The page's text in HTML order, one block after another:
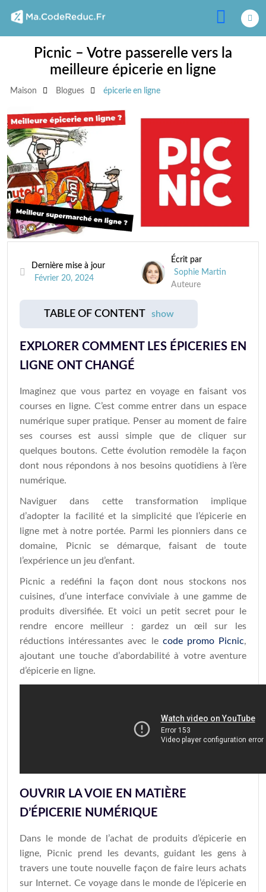
Picnic – Votre passerelle vers la
meilleure épicerie en ligne
Maison Blogues épicerie en ligne
Dernière mise à jour
Février 20, 2024
Écrit par
Sophie Martin
Auteure
TABLE OF CONTENT show
EXPLORER COMMENT LES ÉPICERIES EN
LIGNE ONT CHANGÉ
Imaginez que vous partez en voyage en faisant vos
courses en ligne. C’est comme entrer dans un espace
numérique super pratique. Penser au moment de faire
ses courses est aussi simple que de cliquer sur
quelques boutons. Cette évolution remodèle la façon
dont nous répondons à nos besoins quotidiens à l’ère
numérique.
Naviguer dans cette transformation implique
d’adopter la facilité et la simplicité que l’épicerie en
ligne met à notre portée. Parmi les pionniers dans ce
domaine, Picnic se démarque, faisant de toute
l’expérience un jeu d’enfant.
Picnic a redéfini la façon dont nous stockons nos
cuisines, d’une interface conviviale à une gamme de
produits diversifiée. Et voici un petit secret pour le
rendre encore meilleur : gardez un œil sur les
réductions intéressantes avec le code promo Picnic,
ajoutant une touche d’abordabilité à votre aventure
d’épicerie en ligne.
OUVRIR LA VOIE EN MATIÈRE
D’ÉPICERIE NUMÉRIQUE
Dans le monde de l’achat de produits d’épicerie en
ligne, Picnic prend les devants, guidant les gens à
travers une toute nouvelle façon de faire leurs achats
sur Internet. Ce voyage dans le monde de l’épicerie en